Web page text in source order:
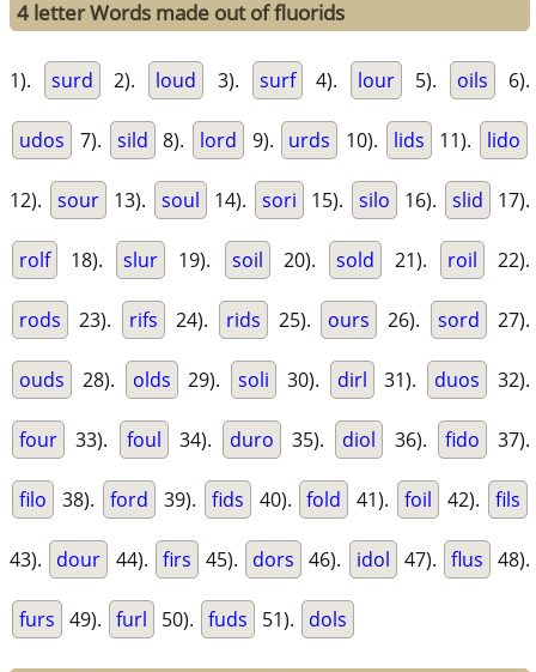
4 letter Words made out of fluorids
1). surd 2). loud 3). surf 4). lour 5). oils 6).
udos 7). sild 8). lord 9). urds 10). lids 11). lido
12). sour 13). soul 14). sori 15). silo 16). slid 17).
rolf 18). slur 19). soil 20). sold 21). roil 22).
rods 23). rifs 24). rids 25). ours 26). sord 27).
ouds 28). olds 29). soli 30). dirl 31). duos 32).
four 33). foul 34). duro 35). diol 36). fido 37).
filo 38). ford 39). fids 40). fold 41). foil 42). fils
43). dour 44). firs 45). dors 46). idol 47). flus 48).
furs 49). furl 50). fuds 51). dols